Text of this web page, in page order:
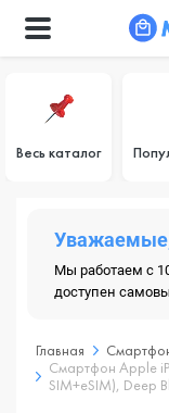
Весь каталог
Уважаемые,
Мы работаем с
доступен
Главная
Смартфон Apple
SIM+eSIM), Deep